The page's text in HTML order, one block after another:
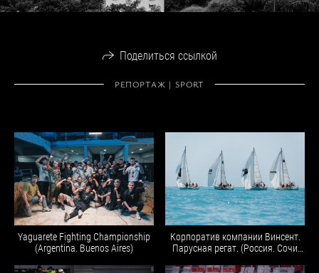
Поделиться ссылкой
РЕПОРТАЖ | SPORT
Yaguarete Fighting Championship
(Argentina. Buenos Aires)
Корпоратив компании Винсент.
Парусная регат. (Россия. Сочи